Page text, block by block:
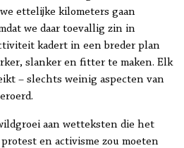
ettelijke kilometers gaan
we daar toevallig zin in
kadert in een breder plan
slanker en fitter te maken. Elk
– slechts weinig aspecten van
aan wetteksten die het
en activisme zou moeten